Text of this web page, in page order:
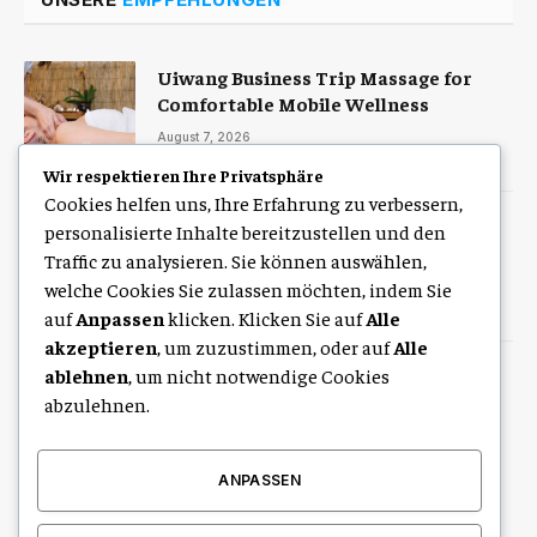
Uiwang Business Trip Massage for
Comfortable Mobile Wellness
August 7, 2026
Zulassung Service Hamburg für eine
schnelle digitale Kfz-Zulassung
August 7, 2026
Free Seating Chart Generator for
Wir respektieren Ihre Privatsphäre
Cookies helfen uns, Ihre Erfahrung zu verbessern,
personalisierte Inhalte bereitzustellen und den
Traffic zu analysieren. Sie können auswählen,
welche Cookies Sie zulassen möchten, indem Sie
aufAnpassen klicken. Klicken Sie aufAlle
akzeptieren, um zuzustimmen, oder aufAlle
ablehnen, um nicht notwendige Cookies
abzulehnen.
ANPASSEN